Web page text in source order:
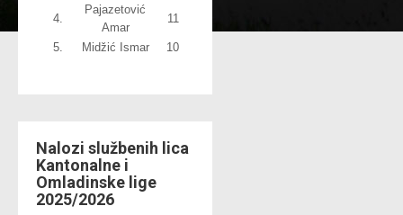
4.
Pajazetović
Amar
11
5. Midžić Ismar 10
Nalozi službenih lica
Kantonalne i
Omladinske lige
2025/2026